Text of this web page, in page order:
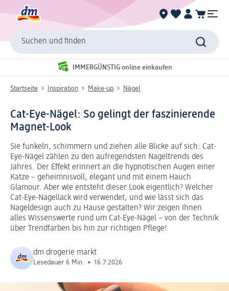
Suchen und finden
IMMERGÜNSTIG online einkaufen
Startseite Inspiration Make-up Nägel
Cat-Eye-Nägel: So gelingt der faszinierende
Magnet-Look
Sie funkeln, schimmern und ziehen alle Blicke auf sich: Cat-
Eye-Nägel zählen zu den aufregendsten Nageltrends des
Jahres. Der Effekt erinnert an die hypnotischen Augen einer
Katze – geheimnisvoll, elegant und mit einem Hauch
Glamour. Aber wie entsteht dieser Look eigentlich? Welcher
Cat-Eye-Nagellack wird verwendet, und wie lässt sich das
Nageldesign auch zu Hause gestalten? Wir zeigen Ihnen
alles Wissenswerte rund um Cat-Eye-Nägel – von der Technik
über Trendfarben bis hin zur richtigen Pflege!
dm drogerie markt
Lesedauer 6 Min. • 16.7.2026